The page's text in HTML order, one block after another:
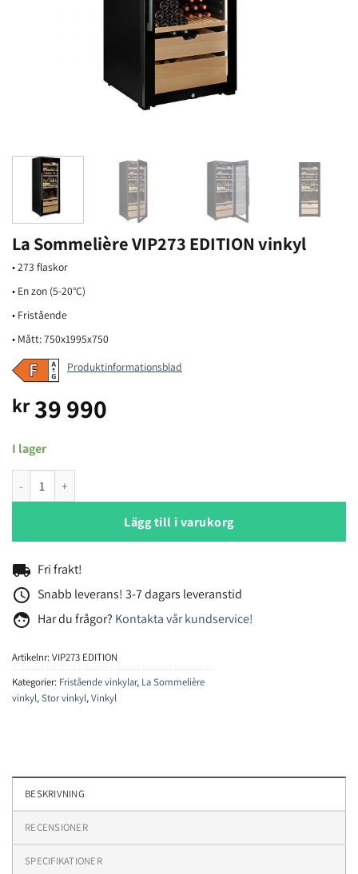
La Sommelière VIP273 EDITION vinkyl
• 273 flaskor
• En zon (5-20°C)
• Fristående
• Mått: 750x1995x750
Produktinformationsblad
kr39 990
I lager
La Sommelière VIP273 EDITION vinkyl mängd
Lägg till i varukorg
local_shipping Fri frakt!
access_time Snabb leverans! 3-7 dagars leveranstid
face Har du frågor? Kontakta vår kundservice!
Artikelnr:VIP273 EDITION
Kategorier: Fristående vinkylar, La Sommelière
vinkyl,Stor vinkyl,Vinkyl
BESKRIVNING
RECENSIONER
SPECIFIKATIONER